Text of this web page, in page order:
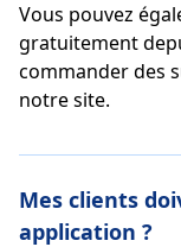
Vous pouvez
gratuitement
commander des
notre site.
Mes clients
application ?